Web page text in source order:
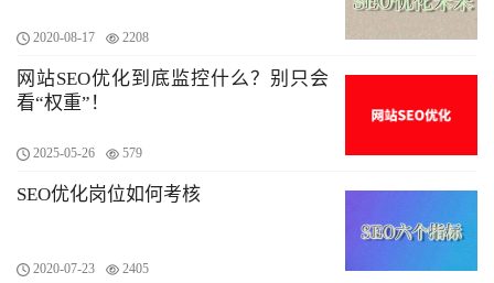
2020-08-17 2208
网站SEO优化到底监控什么？别只会
看“权重”！
2025-05-26 579
SEO优化岗位如何考核
2020-07-23 2405